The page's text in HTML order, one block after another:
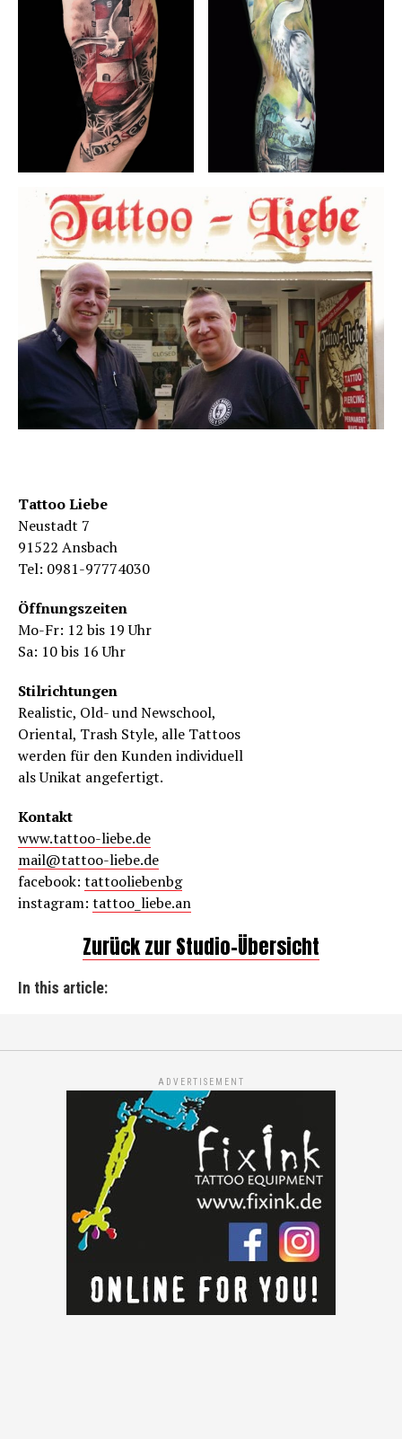
Tattoo Liebe
Neustadt 7
91522 Ansbach
Tel: 0981-97774030
Öffnungszeiten
Mo-Fr: 12 bis 19 Uhr
Sa: 10 bis 16 Uhr
Stilrichtungen
Realistic, Old- und Newschool,
Oriental, Trash Style, alle Tattoos
werden für den Kunden individuell
als Unikat angefertigt.
Kontakt
www.tattoo-liebe.de
mail@tattoo-liebe.de
facebook: tattooliebenbg
instagram: tattoo_liebe.an
Zurück zur Studio-Übersicht
In this article:
ADVERTISEMENT